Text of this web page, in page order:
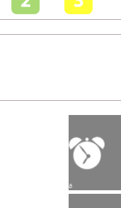
Hidromasaje